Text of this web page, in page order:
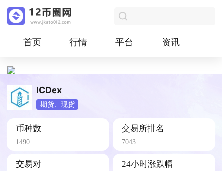
首页 行情 平台 资讯
ICDex
期货、现货
币种数
1490
交易所排名
7043
交易对 24小时涨跌幅